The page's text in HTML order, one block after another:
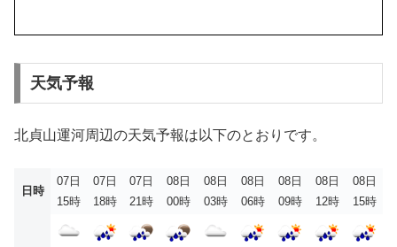
天気予報
北貞山運河周辺の天気予報は以下のとおりです。
日時
07日
15時
07日
18時
07日
21時
08日
00時
08日
03時
08日
06時
08日
09時
08日
12時
08日
15時